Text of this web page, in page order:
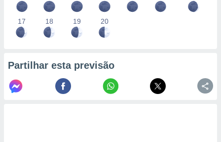
17 18 19 20
Partilhar esta previsão